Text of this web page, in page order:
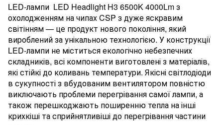
LED-лампи LED Headlight H3 6500K 4000Lm з
охолодженням на чипах CSP з дуже яскравим
світінням — це продукт нового покоління, який
вироблений за унікальною технологією. У конструкції
LED-лампи не міститься екологічно небезпечних
складників, всі компоненти виготовлені з матеріалів,
які стійкі до коливань температури. Якісні світлодіоди
в сукупності з вбудованим вентилятором повністю
виключають проблеми перегрівання самої лампи, а
також перешкоджають поширенню тепла на інші
крихкіші та сприйнятливіші до перегрівання частини